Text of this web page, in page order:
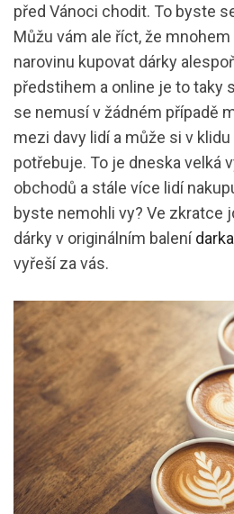
před Vánoci chodit. To byste
Můžu vám ale říct, že
narovinu kupovat dárky
předstihem a online je to taky
se nemusí v žádném případě
mezi davy lidí a může si v
potřebuje. To je dneska velká
obchodů a stále více lidí
byste nemohli vy? Ve zkratce
dárky v originálním balení
vyřeší za vás.